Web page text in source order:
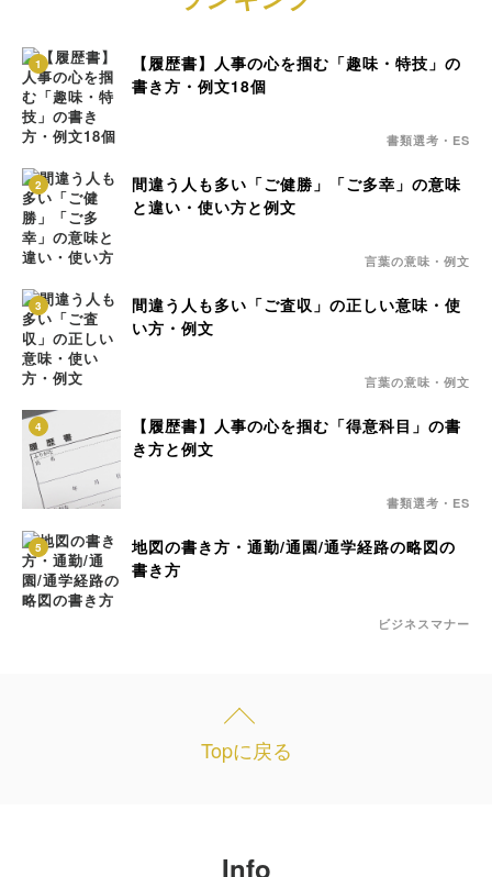
1
【履歴書】人事の心を掴む「趣味・特技」の
書き方・例文18個
書類選考・ES
2
間違う人も多い「ご健勝」「ご多幸」の意味
と違い・使い方と例文
言葉の意味・例文
3
間違う人も多い「ご査収」の正しい意味・使
い方・例文
言葉の意味・例文
4
【履歴書】人事の心を掴む「得意科目」の書
き方と例文
書類選考・ES
5
地図の書き方・通勤/通園/通学経路の略図の
書き方
ビジネスマナー
Topに戻る
Info